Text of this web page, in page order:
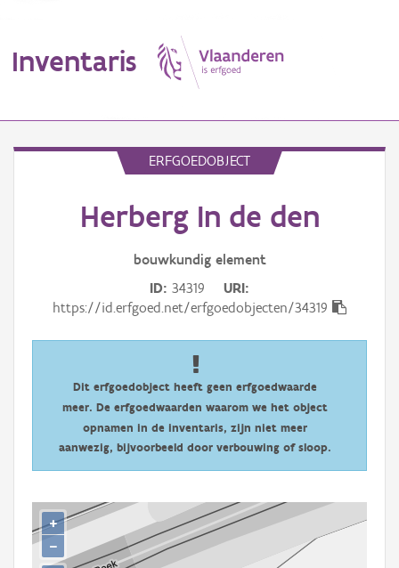
Inventaris
Erfgoedobject
Persoon of collectief
Downloads
Aanmelden
ERFGOEDOBJECT
Herberg In de den
bouwkundig element
ID 34319
URI
https://id.erfgoed.net/erfgoedobjecten/34319
Dit erfgoedobject heeft geen erfgoedwaarde
meer. De erfgoedwaarden waarom we het object
opnamen in de inventaris, zijn niet meer
aanwezig, bijvoorbeeld door verbouwing of sloop.
+
−